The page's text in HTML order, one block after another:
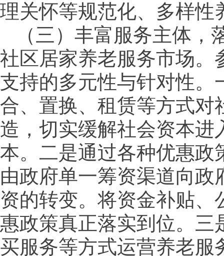
理关怀等规范化、多样性
（三）丰富服务主体
社区居家养老服务市场。
支持的多元性与针对性。
合、置换、租赁等方式对
造，切实缓解社会资本进
本。二是通过各种优惠政
由政府单一筹资渠道向
资的转变。将资金补贴
惠政策真正落实到位。三
买服务等方式运营养老服